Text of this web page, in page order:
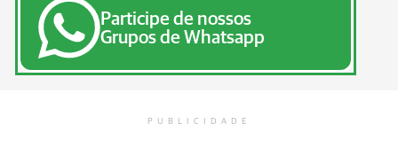
Participe de nossos
Grupos de Whatsapp
PUBLICIDADE